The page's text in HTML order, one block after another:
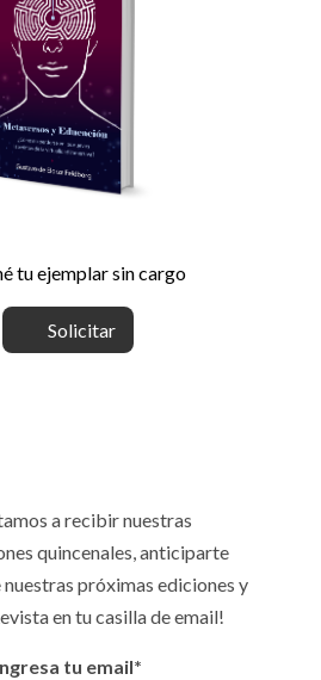
tu ejemplar sin cargo
Solicitar
a recibir nuestras
quincenales, anticiparte
próximas ediciones y
en tu casilla de email!
tu email*